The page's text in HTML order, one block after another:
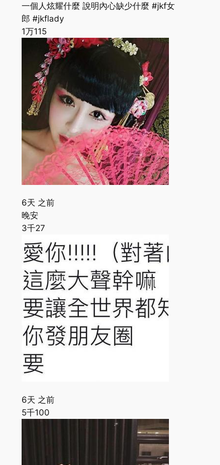
一個人炫耀什麼 說明內心缺少什麼 #jkf女
郎 #jkflady
1万115
6天 之前
晚安
3千27
6天 之前
5千100